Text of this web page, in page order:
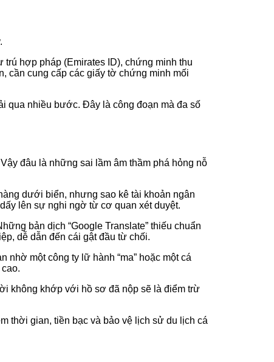
hợp pháp (Emirates ID), chứng minh thu
cần cung cấp các giấy tờ chứng minh mối
qua nhiều bước. Đây là công đoạn mà đa số
đâu là những sai lầm âm thầm phá hỏng nỗ
dưới biển, nhưng sao kê tài khoản ngân
lên sự nghi ngờ từ cơ quan xét duyệt.
bản dịch “Google Translate” thiếu chuẩn
dễ dẫn đến cái gật đầu từ chối.
một công ty lữ hành “ma” hoặc một cá
không khớp với hồ sơ đã nộp sẽ là điểm trừ
thời gian, tiền bạc và bảo vệ lịch sử du lịch cá